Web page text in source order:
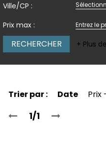
Ville/CP :
Prix max :
+ Plus
Trier par : Date Prix
1/1